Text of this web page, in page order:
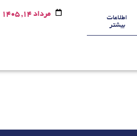
اطلاعات
بیشتر
مرداد 14, 1405